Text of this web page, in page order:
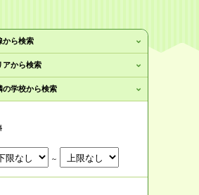
から検索
アから検索
の学校から検索
～